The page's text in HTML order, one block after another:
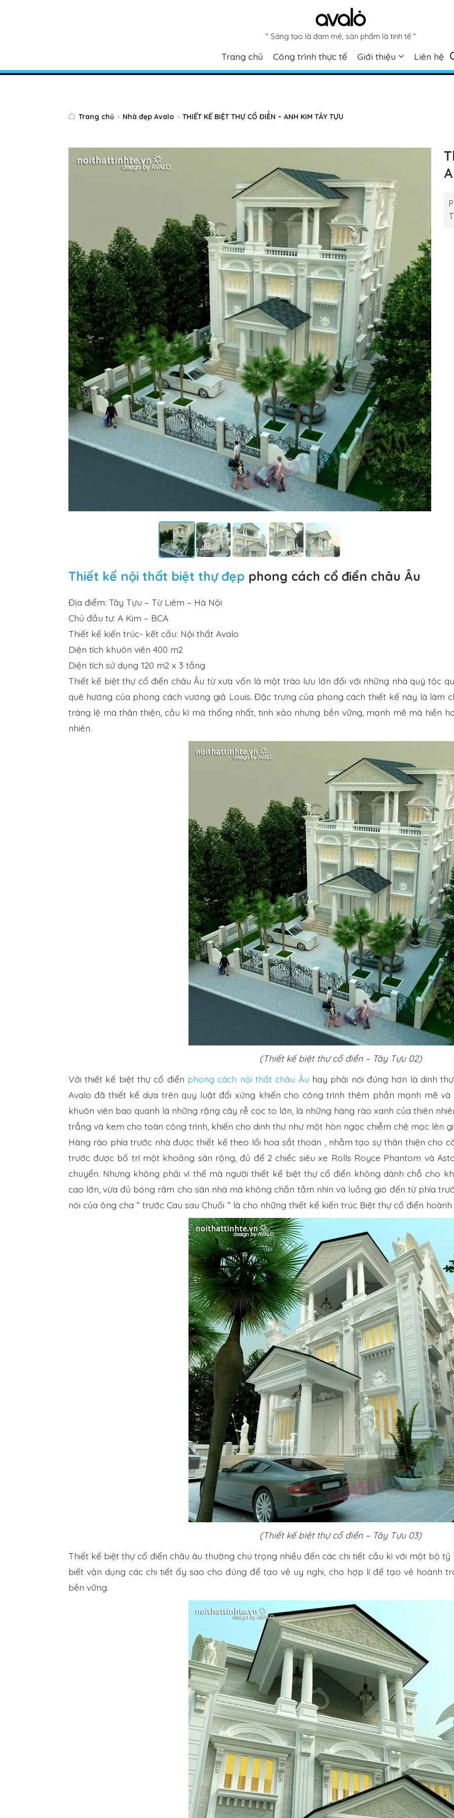
" Sáng tạo là đam mê, sản phẩm là tinh tế "
Trang chủ Công trình thực tế Giới thiệu Liên hệ
Trang chủ Nhà đẹp Avalo THIẾT KẾ BIỆT THỰ CỔ ĐIỂN – ANH KIM TÂY TỰU
Thiết kế nội thất biệt thự đẹp phong cách cổ điển châu Âu
Địa điểm: Tây Tựu – Từ Liêm – Hà Nội
Chủ đầu tư: A Kim – BCA
Thiết kế kiến trúc- kết cấu: Nội thất Avalo
Diện tích khuôn viên 400 m2
Diện tích sử dụng 120 m2 x 3 tầng
Thiết kế biệt thự cổ điển châu Âu từ xưa vốn là một trào lưu lớn đối với những nhà quý tộc
quê hương của phong cách vương giả Louis. Đặc trưng của phong cách thiết kế này là làm
tráng lệ mà thân thiện, cầu kì mà thống nhất, tinh xảo nhưng bền vững, mạnh mẽ mà hiền
nhiên.
(Thiết kế biệt thự cổ điển – Tây Tựu 02)
Với thiết kế biệt thự cổ điển phong cách nội thất châu Âu hay phải nói đúng hơn là dinh
Avalo đã thiết kế dựa trên quy luật đối xứng khiến cho công trình thêm phần mạnh mẽ
khuôn viên bao quanh là những rặng cây rễ cọc to lớn, là những hàng rào xanh của thiên
trắng và kem cho toàn công trình, khiến cho dinh thư như một hòn ngọc chiễm chệ mọc lên
Hàng rào phía trước nhà được thiết kế theo lối hoa sắt thoán , nhằm tạo sự thân thiện cho
trước được bố trí một khoảng sân rộng, đủ để 2 chiếc siêu xe Rolls Royce Phantom và
chuyển. Nhưng không phải vì thế mà người thiết kế biệt thự cổ điển không dành chỗ cho
cao lớn, vừa đủ bóng râm cho sân nhà mà không chắn tầm nhìn và luồng gió đến từ phía
nói của ông cha ” trước Cau sau Chuối ” là cho những thiết kế kiến trúc Biệt thự cổ điển
(Thiết kế biệt thự cổ điển – Tây Tựu 03)
Thiết kế biệt thự cổ điển châu âu thường chú trọng nhiều đến các chi tiết cầu kì với một bộ
biết vận dụng các chi tiết ấy sao cho đúng để tạo vẻ uy nghi, cho hợp lí để tạo vẻ hoành
bền vững.